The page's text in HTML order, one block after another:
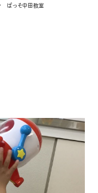
ぱっそ中田教室